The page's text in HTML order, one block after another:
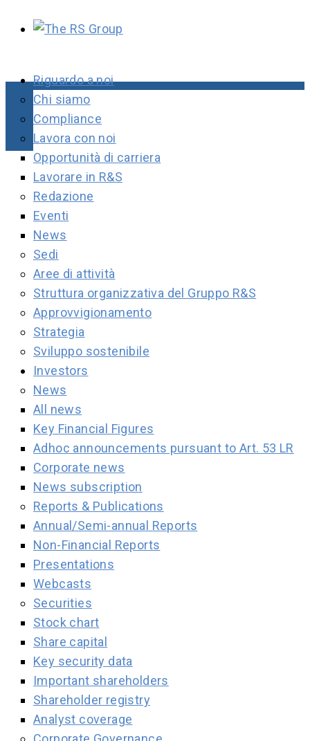
Riguardo a noi
Chi siamo
Compliance
Lavora con noi
Opportunità di carriera
Lavorare in R&S
Redazione
Eventi
News
Sedi
Aree di attività
Struttura organizzativa del Gruppo R&S
Approvvigionamento
Strategia
Sviluppo sostenibile
Investors
News
All news
Key Financial Figures
Adhoc announcements pursuant to Art. 53 LR
Corporate news
News subscription
Reports & Publications
Annual/Semi-annual Reports
Non-Financial Reports
Presentations
Webcasts
Securities
Stock chart
Share capital
Key security data
Important shareholders
Shareholder registry
Analyst coverage